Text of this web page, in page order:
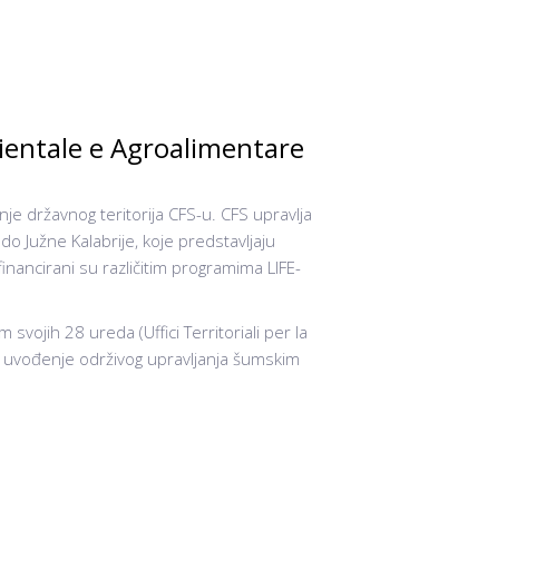
e Agroalimentare
državnog teritorija CFS-u. CFS upravlja
Južne Kalabrije, koje predstavljaju
su različitim programima LIFE-
svojih 28 ureda (Uffici Territoriali per la
održivog upravljanja šumskim